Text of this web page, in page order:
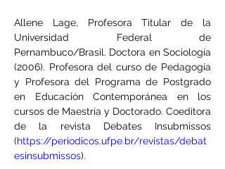
Allene Lage, Profesora Titular de la
Universidad Federal de
Pernambuco/Brasil. Doctora en Sociología
(2006). Profesora del curso de Pedagogía
y Profesora del Programa de Postgrado
en Educación Contemporánea en los
cursos de Maestría y Doctorado. Coeditora
de la revista Debates Insubmissos
(https://periodicos.ufpe.br/revistas/debat
esinsubmissos).